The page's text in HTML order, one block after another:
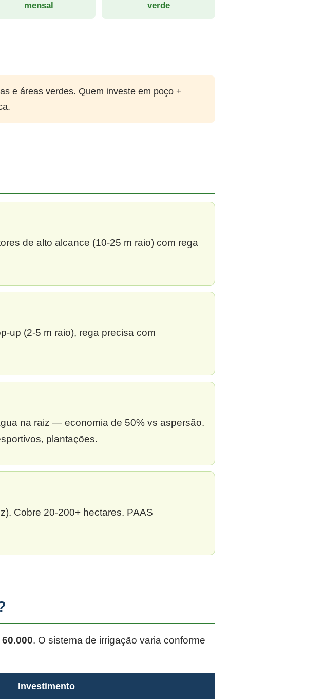
mensal
verde
e áreas verdes. Quem investe em poço +
de alto alcance (10-25 m raio) com rega
up (2-5 m raio), rega precisa com
na raiz — economia de 50% vs aspersão.
plantações.
Cobre 20-200+ hectares. PAAS
. O sistema de irrigação varia conforme
Investimento